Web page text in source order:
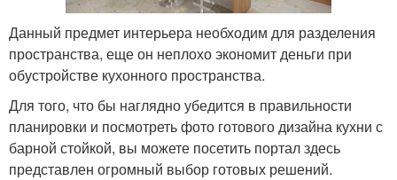
Данный предмет интерьера необходим для разделения
пространства, еще он неплохо экономит деньги при
обустройстве кухонного пространства.
Для того, что бы наглядно убедится в правильности
планировки и посмотреть фото готового дизайна кухни с
барной стойкой, вы можете посетить портал здесь
представлен огромный выбор готовых решений.